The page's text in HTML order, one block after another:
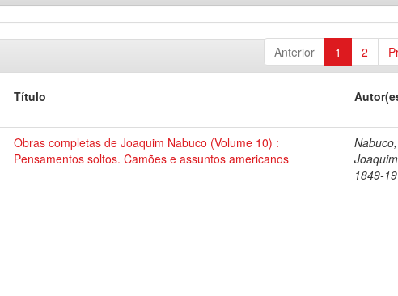
Anterior 1 2
Título
Obras completas de Joaquim Nabuco (Volume 10) :
Pensamentos soltos. Camões e assuntos americanos
Nabuco,
1849-